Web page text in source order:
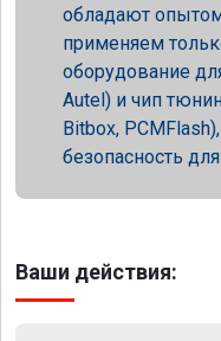
обладают
применяем
оборудование
Autel) и чип
Bitbox,
безопасность
Ваши действия: